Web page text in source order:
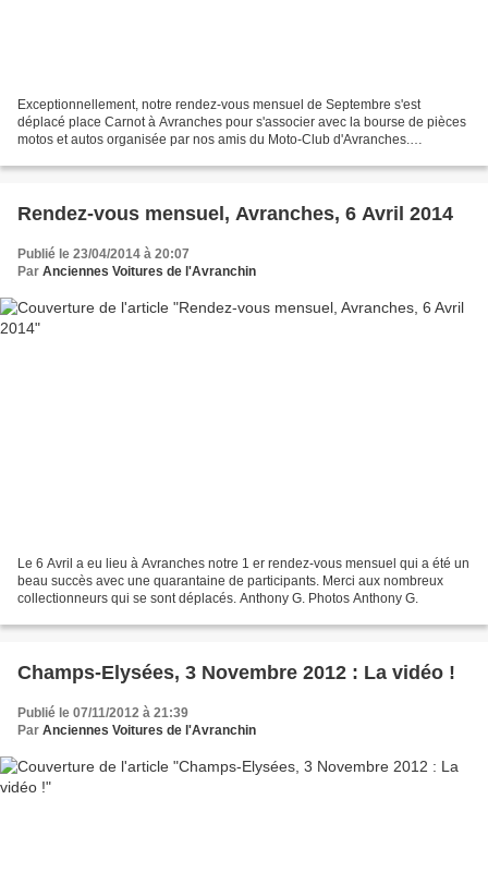
Exceptionnellement, notre rendez-vous mensuel de Septembre s'est
déplacé place Carnot à Avranches pour s'associer avec la bourse de pièces
motos et autos organisée par nos amis du Moto-Club d'Avranches.
Rendez-vous mensuel, Avranches, 6 Avril 2014
Publié le 23/04/2014 à 20:07
Par Anciennes Voitures de l'Avranchin
Le 6 Avril a eu lieu à Avranches notre 1 er rendez-vous mensuel qui a été un
beau succès avec une quarantaine de participants. Merci aux nombreux
collectionneurs qui se sont déplacés. Anthony G. Photos Anthony G.
Champs-Elysées, 3 Novembre 2012 : La vidéo !
Publié le 07/11/2012 à 21:39
Par Anciennes Voitures de l'Avranchin